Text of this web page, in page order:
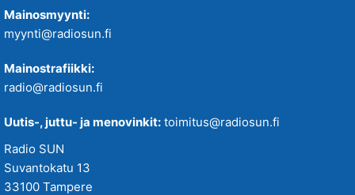
Mainosmyynti:
myynti@radiosun.fi
Mainostrafiikki:
radio@radiosun.fi
Uutis-, juttu- ja menovinkit: toimitus@radiosun.fi
Radio SUN
Suvantokatu 13
33100 Tampere